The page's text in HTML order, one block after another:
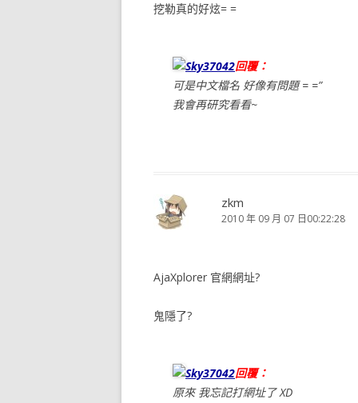
挖勒真的好炫= =
Sky37042回覆：
可是中文檔名 好像有問題 = =”
我會再研究看看~
zkm
2010 年 09 月 07 日00:22:28
AjaXplorer 官網網址?
鬼隱了?
Sky37042回覆：
原來 我忘記打網址了 XD